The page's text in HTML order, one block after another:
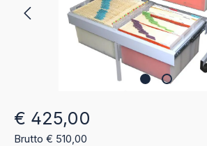
Regulärer Preis:
€ 425,00
Brutto € 510,00